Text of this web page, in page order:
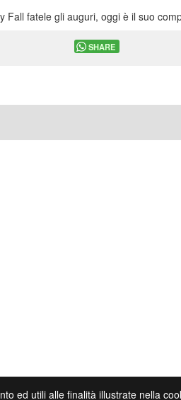
Fall fatele gli auguri, oggi è il suo
SHARE
ed utili alle finalità illustrate nella